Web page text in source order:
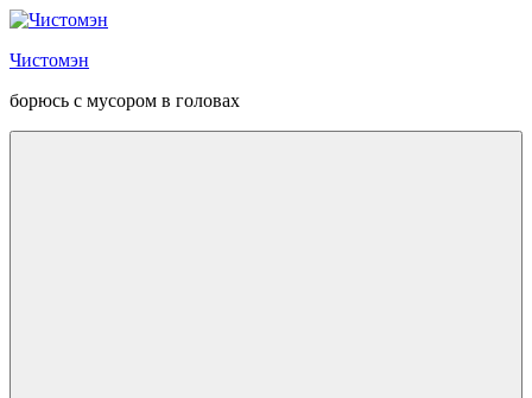
Перейти
содержанию
Чистомэн
борюсь с мусором в головах